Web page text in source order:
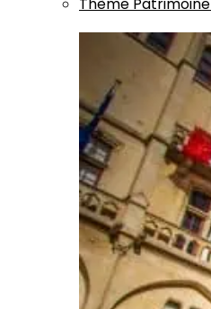
Thème Patrimoine